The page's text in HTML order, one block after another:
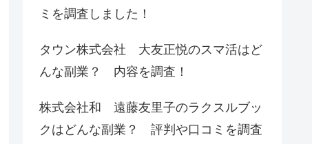
ミを調査しました！
タウン株式会社 大友正悦のスマ活はど
んな副業？ 内容を調査！
株式会社和 遠藤友里子のラクスルブッ
クはどんな副業？ 評判や口コミを調査